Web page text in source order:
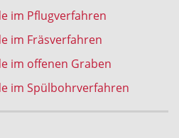
im Pflugverfahren
im Fräsverfahren
im offenen Graben
im Spülbohrverfahren